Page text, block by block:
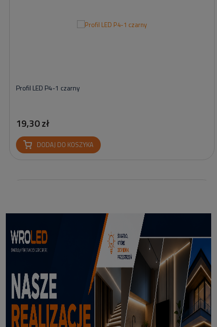
Profil LED P4-1 czarny
19,30 zł
DODAJ DO KOSZYKA
Profil led podtynkowy GK18-3 czarny 3m